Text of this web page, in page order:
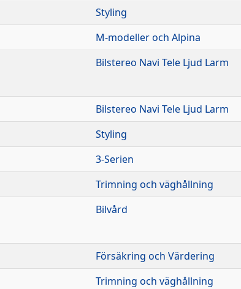
Styling
M-modeller och Alpina
Bilstereo Navi Tele Ljud Larm
Bilstereo Navi Tele Ljud Larm
Styling
3-Serien
Trimning och väghållning
Bilvård
Försäkring och Värdering
Trimning och väghållning